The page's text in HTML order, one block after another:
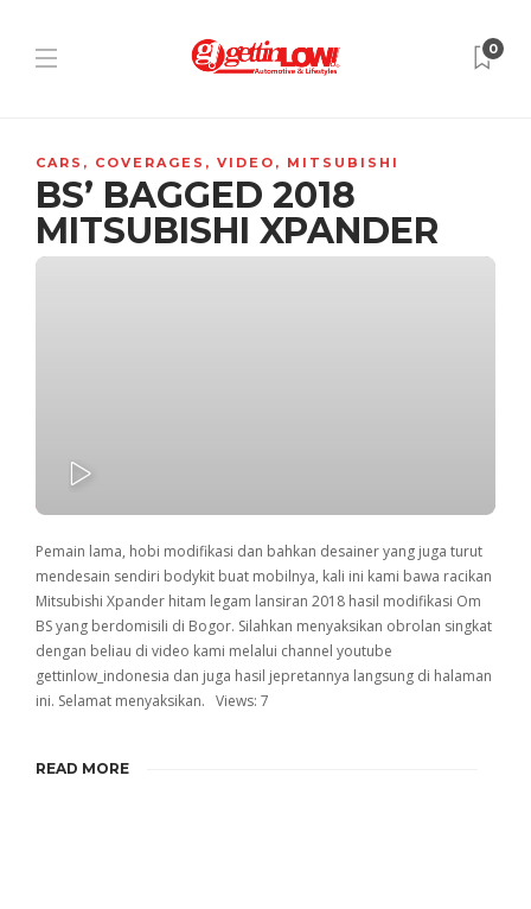
0
CARS , COVERAGES , VIDEO , MITSUBISHI
BS’ BAGGED 2018
MITSUBISHI XPANDER
Pemain lama, hobi modifikasi dan bahkan desainer yang juga turut
mendesain sendiri bodykit buat mobilnya, kali ini kami bawa racikan
Mitsubishi Xpander hitam legam lansiran 2018 hasil modifikasi Om
BS yang berdomisili di Bogor. Silahkan menyaksikan obrolan singkat
dengan beliau di video kami melalui channel youtube
gettinlow_indonesia dan juga hasil jepretannya langsung di halaman
ini. Selamat menyaksikan. Views: 7
READ MORE